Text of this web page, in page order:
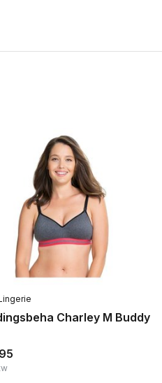
Charley M Buddy